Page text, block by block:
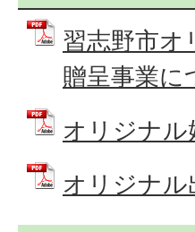
習志野市オ
贈呈事業に
オリジナ
オリジナ